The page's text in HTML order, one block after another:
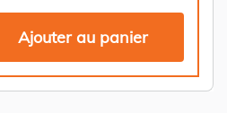
Ajouter au panier